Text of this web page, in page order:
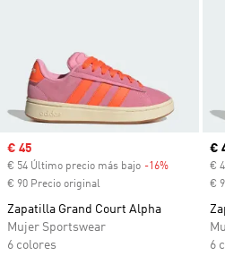
Precio de venta
€ 45
€ 54 Último precio más bajo -16% Descuento
€ 90 Precio original
Zapatilla Grand Court Alpha
Mujer Sportswear
6 colores
€
€
€
6